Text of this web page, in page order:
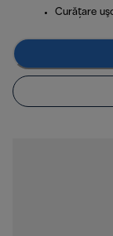
Curăţare